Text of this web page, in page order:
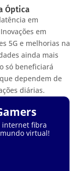
Óptica
em
em
5G e melhorias na
ainda mais
só beneficiará
dependem de
diárias.
internet fibra
virtual!